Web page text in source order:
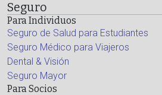
Seguro
Para Individuos
Seguro de Salud para Estudiantes
Seguro Médico para Viajeros
Dental & Visión
Seguro Mayor
Para Socios